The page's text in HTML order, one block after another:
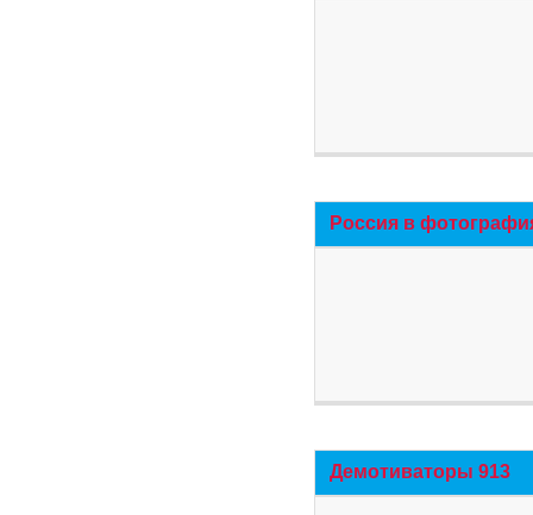
Россия в
Демотиваторы 913